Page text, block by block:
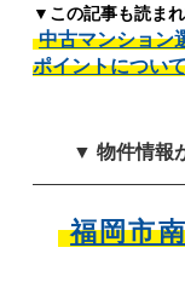
▼この記事も読ま
中古マンション
ポイントについ
▼ 物件情報
福岡市